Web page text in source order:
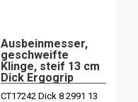
Ausbeinmesser,
geschweifte
Klinge, steif 13 cm
Dick Ergogrip
CT17242 Dick 8 2991 13